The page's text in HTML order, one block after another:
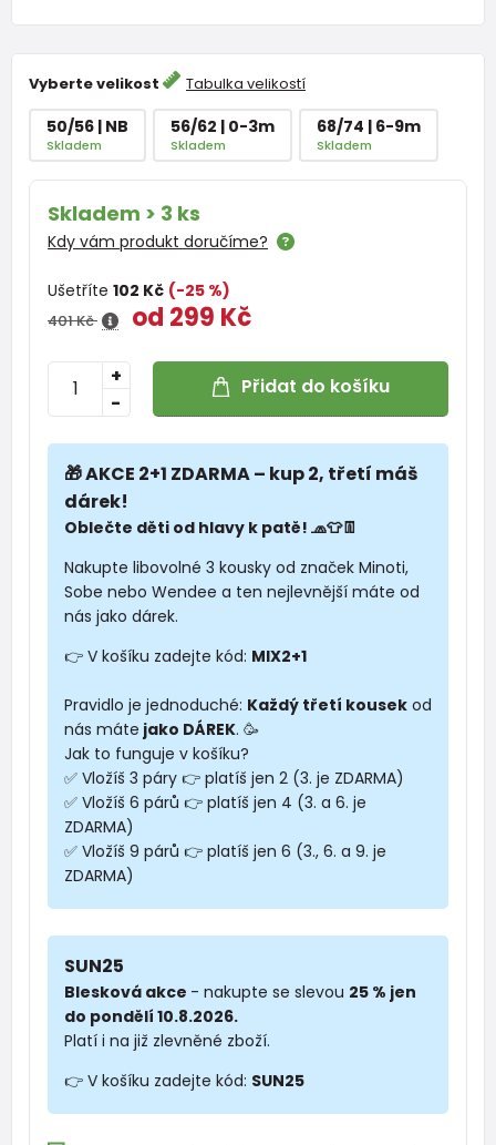
Vyberte velikost Tabulka velikostí
50/56 | NB
Skladem
56/62 | 0-3m
Skladem
68/74 | 6-9m
Skladem
Skladem > 3 ks
Kdy vám produkt doručíme?
Ušetříte 102 Kč (-25 %)
401 Kč od 299 Kč
-
+ Přidat do košíku
🎁 AKCE 2+1 ZDARMA – kup 2, třetí máš
dárek!
Oblečte děti od hlavy k patě! 🧢👕👖
Nakupte libovolné 3 kousky od značek Minoti,
Sobe nebo Wendee a ten nejlevnější máte od
nás jako dárek.
👉 V košíku zadejte kód: MIX2+1
Pravidlo je jednoduché: Každý třetí kousek od
nás máte jako DÁREK. 🥳
Jak to funguje v košíku?
✅ Vložíš 3 páry 👉 platíš jen 2 (3. je ZDARMA)
✅ Vložíš 6 párů 👉 platíš jen 4 (3. a 6. je
ZDARMA)
✅ Vložíš 9 párů 👉 platíš jen 6 (3., 6. a 9. je
ZDARMA)
SUN25
Blesková akce - nakupte se slevou 25 % jen
do pondělí 10.8.2026.
Platí i na již zlevněné zboží.
👉 V košíku zadejte kód: SUN25